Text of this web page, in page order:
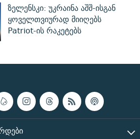
ზელენსკი: უკრაინა აშშ-ისგან
ყოველთვიურად მიიღებს
Patriot-ის რაკეტებს